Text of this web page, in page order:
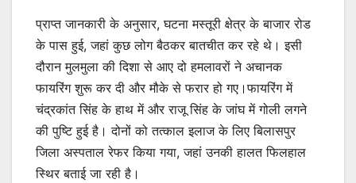
प्राप्त जानकारी के अनुसार, घटना मस्तूरी क्षेत्र के बाजार रोड
के पास हुई, जहां कुछ लोग बैठकर बातचीत कर रहे थे। इसी
दौरान मुलमुला की दिशा से आए दो हमलावरों ने अचानक
फायरिंग शुरू कर दी और मौके से फरार हो गए।फायरिंग में
चंद्रकांत सिंह के हाथ में और राजू सिंह के जांघ में गोली लगने
की पुष्टि हुई है। दोनों को तत्काल इलाज के लिए बिलासपुर
जिला अस्पताल रेफर किया गया, जहां उनकी हालत फिलहाल
स्थिर बताई जा रही है।